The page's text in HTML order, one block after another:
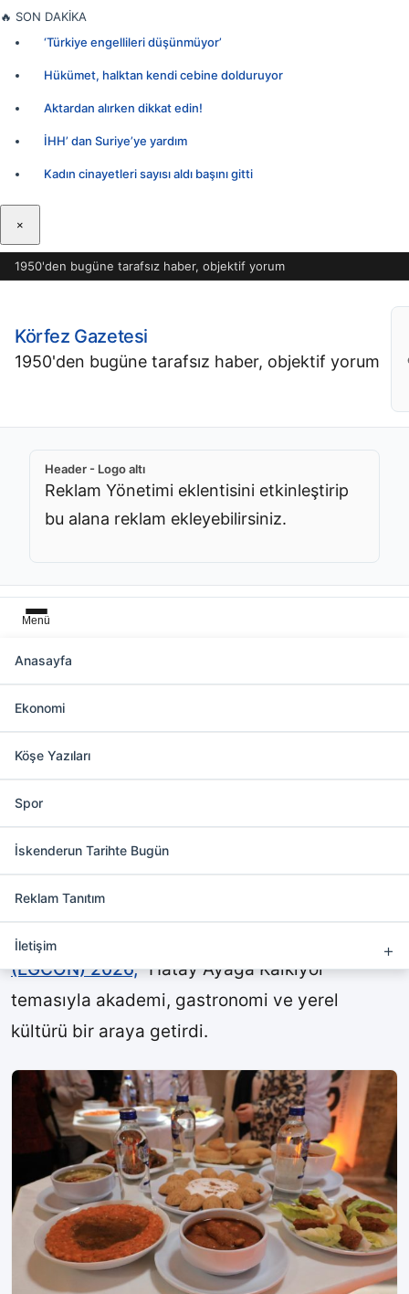
İçeriğe
🔥 SON DAKİKA
‘Türkiye engellileri düşünmüyor’
Hükümet, halktan kendi cebine dolduruyor
Aktardan alırken dikkat edin!
İHH’ dan Suriye’ye yardım
Kadın cinayetleri sayısı aldı başını gitti
×
1950'den bugüne tarafsız haber, objektif yorum
Körfez Gazetesi
1950'den bugüne tarafsız haber, objektif yorum
Header - Logo altı
Reklam Yönetimi eklentisini etkinleştirip
bu alana reklam ekleyebilirsiniz.
Menü
Anasayfa
Ekonomi
Köşe Yazıları
Spor
İskenderun Tarihte Bugün
Reklam Tanıtım
İletişim
Reklam Yönetimi eklentisini etkinleştirip bu
Hatay’da Deneysel Gastronomi
Kongresi
Hatay’da bu yıl ikincisi düzenlenen, Türkiye’de
ilk ve tek olan
(EGCON) 2026,“Hatay Ayağa Kalkıyor”
temasıyla akademi, gastronomi ve yerel
kültürü bir araya getirdi.